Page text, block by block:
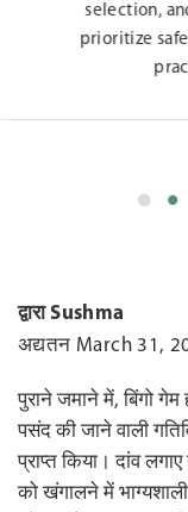
fairness,
reviews.
द्वारा Sushma
अद्यतन March 31,
पुराने जमाने में, बिंगो
पसंद की जाने वाली
प्राप्त किया। दांव
को खंगालने में